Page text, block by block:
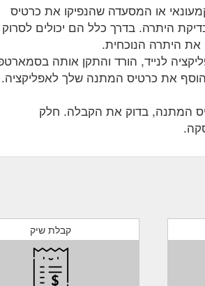
או המסעדה שהנפיקו את כרטיס
היתרה. בדרך כלל הם יכולים לסרוק
את היתרה הנוכחית.
לנייד, הורד והתקן אותה
את כרטיס המתנה שלך לאפליקציה.
המתנה, בדוק את הקבלה. חלק
קבלת שיק